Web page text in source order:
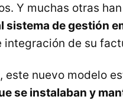
Y muchas otras
sistema de gestión
integración de su
este nuevo modelo
se instalaban y